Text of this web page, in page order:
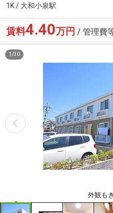
1K / 大和小泉駅
賃料4.40万円 / 管理費
外観も
1 /30